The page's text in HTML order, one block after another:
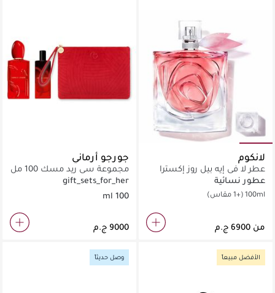
لانكوم
عطر لا في إيه بيل روز إكسترا
أوردينير
عطور نسائية
100ml(+1 مقاس)
من
جورجو أرماني
مجموعة سي ريد مسك 100 مل
gift_sets_for_her
100 ml
الأفضل مبيعاً وصل حديثاً